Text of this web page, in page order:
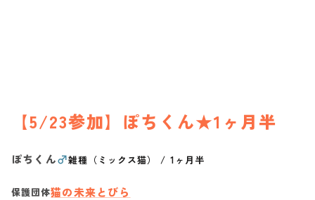
【5/23参加】ぽちくん★1ヶ月半
ぽちくん♂雑種（ミックス猫） / 1ヶ月半
保護団体猫の未来とびら